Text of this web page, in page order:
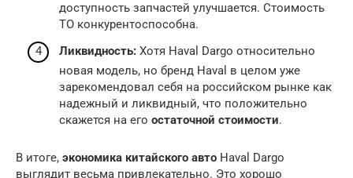
доступность запчастей улучшается. Стоимость
ТО конкурентоспособна.
Ликвидность: Хотя Haval Dargo относительно
новая модель, но бренд Haval в целом уже
зарекомендовал себя на российском рынке как
надежный и ликвидный, что положительно
скажется на его остаточной стоимости.
В итоге, экономика китайского авто Haval Dargo
выглядит весьма привлекательно. Это хорошо